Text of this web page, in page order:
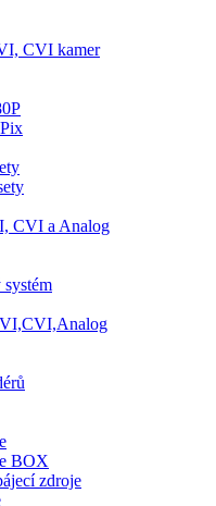
CVI kamer
CVI a Analog
BOX
zdroje